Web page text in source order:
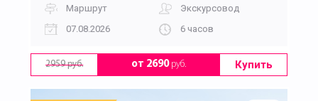
Маршрут
Экскурсовод
07.08.2026
6 часов
2959 руб. от 2690руб. Купить